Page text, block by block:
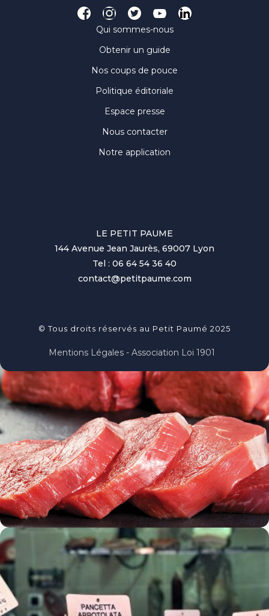
Qui sommes-nous
Obtenir un guide
Nos coups de pouce
Politique éditoriale
Espace presse
Nous contacter
Notre application
LE PETIT PAUME
144 Avenue Jean Jaurès, 69007 Lyon
Tel : 06 64 54 36 40
contact@petitpaume.com
© Tous droits réservés au Petit Paumé 2025
Mentions Légales - Association Loi 1901